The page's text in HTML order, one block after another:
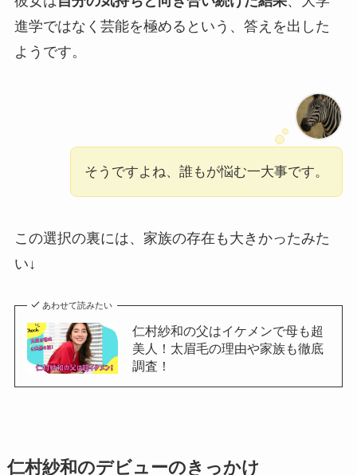
進学ではなく芸能を極めるという、答えを出した
ようです。
そうですよね、誰もが悩む一大事です。
この選択の裏には、家族の存在も大きかったみた
い↓
あわせて読みたい
仁村紗和の父はイケメンで母も超
美人！太眉毛の理由や家族も徹底
調査！
仁村紗和のデビューのきっかけ